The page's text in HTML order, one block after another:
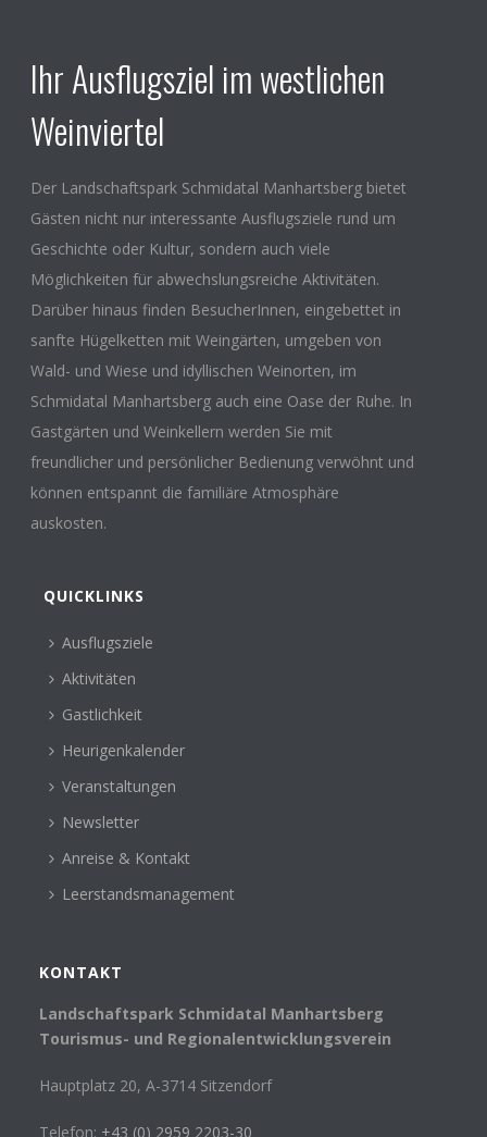
Ihr Ausflugsziel im westlichen
Weinviertel
Der Landschaftspark Schmidatal Manhartsberg bietet
Gästen nicht nur interessante Ausflugsziele rund um
Geschichte oder Kultur, sondern auch viele
Möglichkeiten für abwechslungsreiche Aktivitäten.
Darüber hinaus finden BesucherInnen, eingebettet in
sanfte Hügelketten mit Weingärten, umgeben von
Wald- und Wiese und idyllischen Weinorten, im
Schmidatal Manhartsberg auch eine Oase der Ruhe. In
Gastgärten und Weinkellern werden Sie mit
freundlicher und persönlicher Bedienung verwöhnt und
können entspannt die familiäre Atmosphäre
auskosten.
QUICKLINKS
Ausflugsziele
Aktivitäten
Gastlichkeit
Heurigenkalender
Veranstaltungen
Newsletter
Anreise & Kontakt
Leerstandsmanagement
KONTAKT
Landschaftspark Schmidatal Manhartsberg
Tourismus- und Regionalentwicklungsverein
Hauptplatz 20, A-3714 Sitzendorf
Telefon: +43 (0) 2959 2203-30